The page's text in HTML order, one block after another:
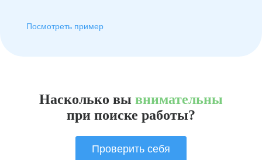
Посмотреть пример
Насколько вы внимательны
при поиске работы?
Проверить себя